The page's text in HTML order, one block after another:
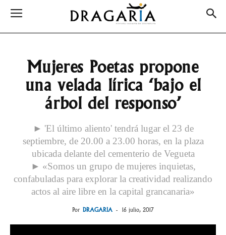
Mujeres Poetas propone
una velada lírica ‘bajo el
árbol del responso’
► 'El último aliento' tendrá lugar el 23 de
septiembre, de 20.00 a 23.00 horas, en la plaza
ubicada delante del cementerio de Vegueta
► «Somos un grupo de mujeres inquietas,
confabuladas para explorar la creatividad realizando
actos al aire libre en la capital grancanaria»
Por DRAGARIA - 16 julio, 2017